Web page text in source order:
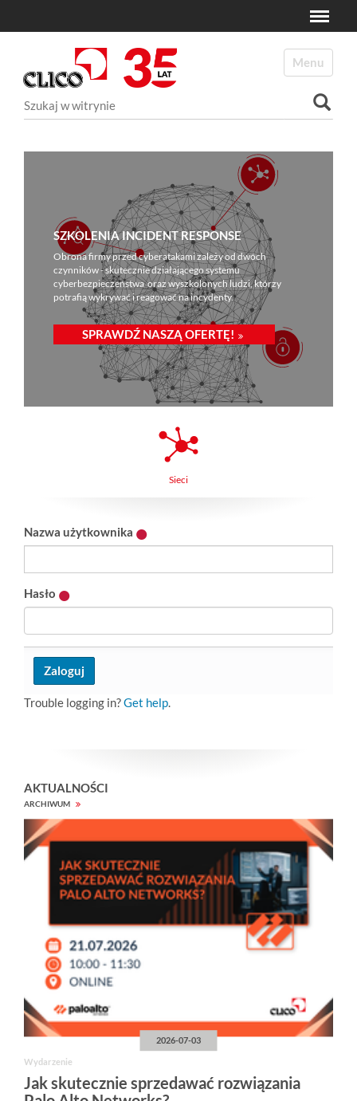
Toggle
SZKOLENIA INCIDENT RESPONSE
Obrona firmy przed cyberatakami zależy od dwóch
czynników - skutecznie działającego systemu
cyberbezpieczeństwa oraz wyszkolonych ludzi, którzy
potrafią wykrywać i reagować na incydenty.
SPRAWDŹ NASZĄ OFERTĘ!
Sieci
Nazwa użytkownika
Hasło
Trouble logging in?Get help.
AKTUALNOŚCI
ARCHIWUM
2026-07-03
Wydarzenie
Jak skutecznie sprzedawać rozwiązania